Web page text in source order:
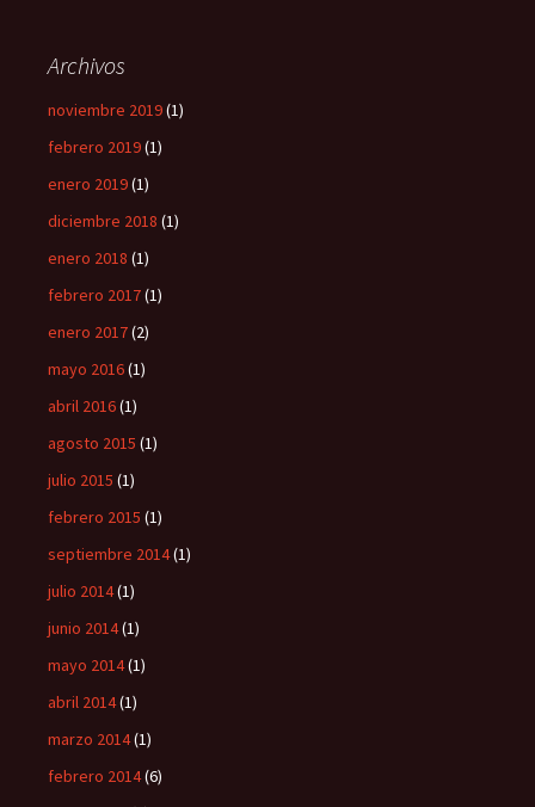
Archivos
noviembre 2019(1)
febrero 2019(1)
enero 2019(1)
diciembre 2018 (1)
enero 2018 (1)
febrero 2017(1)
enero 2017(2)
mayo 2016(1)
abril 2016(1)
agosto 2015 (1)
julio 2015 (1)
febrero 2015 (1)
septiembre 2014(1)
julio 2014(1)
junio 2014(1)
mayo 2014(1)
abril 2014(1)
marzo 2014(1)
febrero 2014(6)